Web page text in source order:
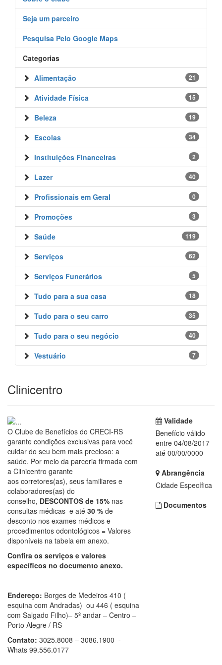
Seja um parceiro
Pesquisa Pelo Google Maps
Categorias
21
Alimentação
15
Atividade Física
19
Beleza
34
Escolas
2
Instituições Financeiras
40
Lazer
0
Profissionais em Geral
3
Promoções
119
Saúde
62
Serviços
5
Serviços Funerários
18
Tudo para a sua casa
35
Tudo para o seu carro
40
Tudo para o seu negócio
7
Vestuário
Clinicentro
O Clube de Benefícios do CRECI-RS
garante condições exclusivas para você
cuidar do seu bem mais precioso: a
saúde. Por meio da parceria firmada com
a Clinicentro garante
aos corretores(as), seus familiares e
colaboradores(as) do
conselho, DESCONTOS de 15% nas
consultas médicas e até 30 % de
desconto nos exames médicos e
procedimentos odontológicos = Valores
disponíveis na tabela em anexo.
Confira os serviços e valores
específicos no documento anexo.
Endereço: Borges de Medeiros 410 (
esquina com Andradas) ou 446 ( esquina
com Salgado Filho)– 5º andar – Centro –
Porto Alegre / RS
Contato: 3025.8008 – 3086.1900 -
Whats 99.556.0177
Validade
Benefício válido
entre 04/08/2017
até 00/00/0000
Abrangência
Cidade Específica
Documentos